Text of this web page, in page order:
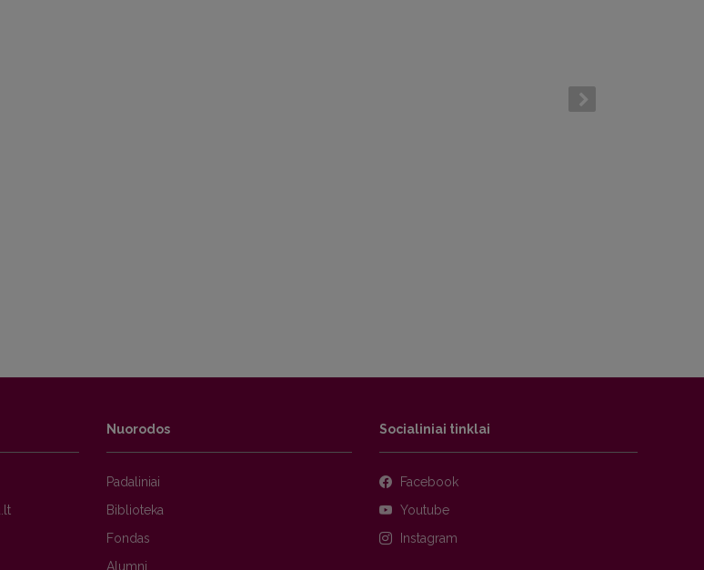
Nuorodos
Padaliniai
Biblioteka
Fondas
Alumni
Socialiniai tinklai
Facebook
Youtube
Instagram